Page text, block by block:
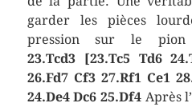
garder les pièces
pression sur le
23.Tcd3 [23.Tc5 Td6
26.Fd7 Cf3 27.Rf1 Ce1
24.De4 Dc6 25.Df4Après